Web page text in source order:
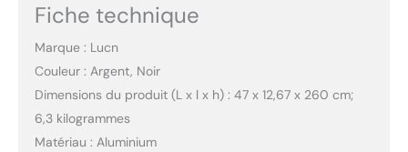
Fiche technique
Marque : Lucn
Couleur : Argent, Noir
Dimensions du produit (L x l x h) : 47 x 12,67 x 260 cm;
6,3 kilogrammes
Matériau : Aluminium